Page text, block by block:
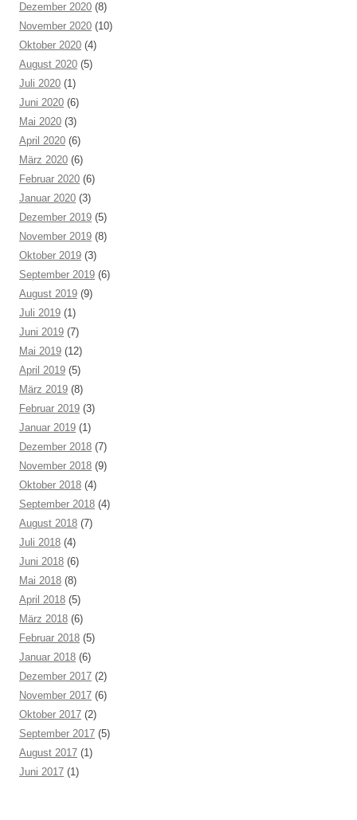
Dezember 2020 (8)
November 2020 (10)
Oktober 2020 (4)
August 2020 (5)
Juli 2020 (1)
Juni 2020 (6)
Mai 2020 (3)
April 2020 (6)
März 2020 (6)
Februar 2020 (6)
Januar 2020 (3)
Dezember 2019 (5)
November 2019 (8)
Oktober 2019 (3)
September 2019 (6)
August 2019 (9)
Juli 2019 (1)
Juni 2019 (7)
Mai 2019 (12)
April 2019 (5)
März 2019 (8)
Februar 2019 (3)
Januar 2019 (1)
Dezember 2018 (7)
November 2018 (9)
Oktober 2018 (4)
September 2018 (4)
August 2018 (7)
Juli 2018 (4)
Juni 2018 (6)
Mai 2018 (8)
April 2018 (5)
März 2018 (6)
Februar 2018 (5)
Januar 2018 (6)
Dezember 2017 (2)
November 2017 (6)
Oktober 2017 (2)
September 2017 (5)
August 2017 (1)
Juni 2017 (1)